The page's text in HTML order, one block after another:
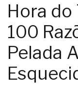
Hora do
100
Pelada